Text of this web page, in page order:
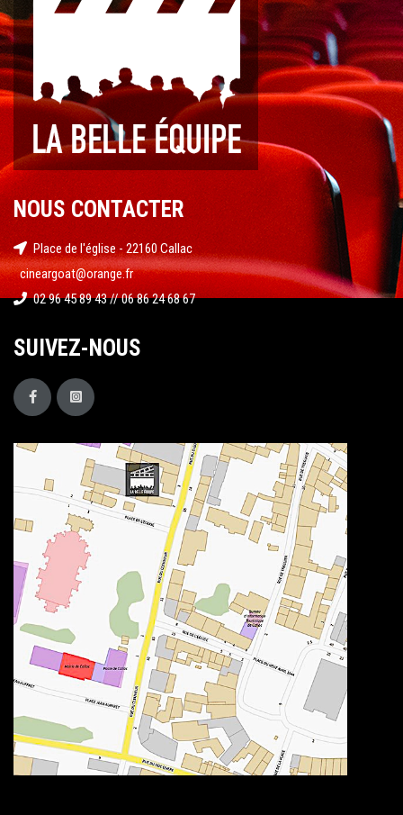
NOUS CONTACTER
Place de l'église - 22160 Callac
cineargoat@orange.fr
02 96 45 89 43 // 06 86 24 68 67
SUIVEZ-NOUS